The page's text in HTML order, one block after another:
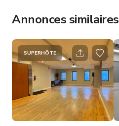
Annonces similaires
SUPERHÔTE